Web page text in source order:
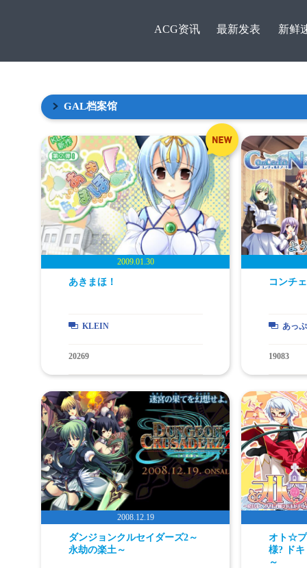
ACG资
讯
ACG资讯 最新发表 新鲜
GAL档案馆
あきまほ！
KLEIN
20269
コンチ
あっ
19083
ダンジョンクルセイダーズ2～
永劫の楽土～
オト☆プ
様? ド
～